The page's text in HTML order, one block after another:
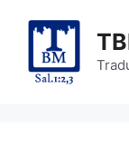
content